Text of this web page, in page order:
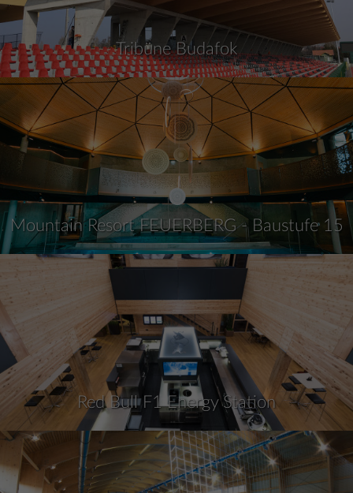
Tribüne Budafok
Mountain Resort FEUERBERG - Baustufe 15
Red Bull F1 Energy Station